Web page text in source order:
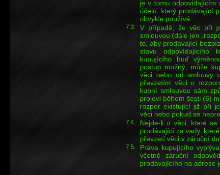
je v tomu odpovídajícím
účelu, který prodávající
obvykle používá.
7.3.
V případě, že věc při
smlouvou (dále jen
to, aby prodávající
stavu odpovídajícího
kupujícího buď
postup možný, může
věci nebo od smlouvy
převzetím věci o
kupní smlouvou sám
projeví během šesti (6)
rozpor existující již při
věci nebo pokud se
7.4.
Nejde-li o věci, které
prodávající za vady,
převzetí věci v záruční
7.5.
Práva kupujícího
včetně záruční
prodávajícího na adrese